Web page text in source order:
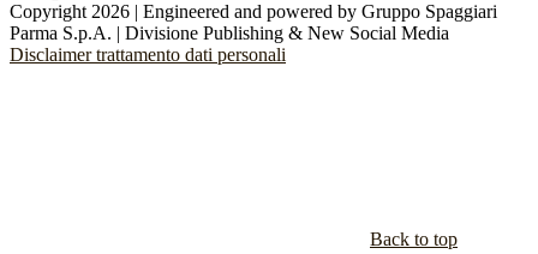
Copyright 2026 | Engineered and powered by Gruppo Spaggiari
Parma S.p.A. | Divisione Publishing & New Social Media
Disclaimer trattamento dati personali
Back to top